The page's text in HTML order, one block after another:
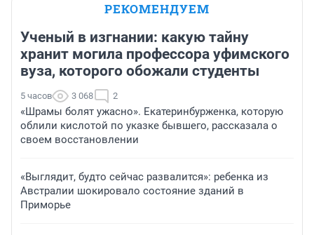
РЕКОМЕНДУЕМ
Ученый в изгнании: какую тайну
хранит могила профессора уфимского
вуза, которого обожали студенты
5 часов 3 068 2
«Шрамы болят ужасно». Екатеринбурженка, которую
облили кислотой по указке бывшего, рассказала о
своем восстановлении
«Выглядит, будто сейчас развалится»: ребенка из
Австралии шокировало состояние зданий в
Приморье